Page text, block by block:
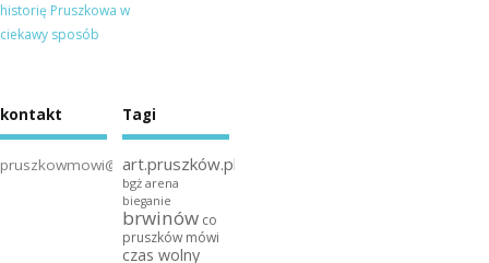
historię Pruszkowa w
ciekawy sposób
kontakt
pruszkowmowi@gmail.com
Tagi
art.pruszków.pl
bgż arena
bieganie
brwinów co
pruszków mówi
czas wolny